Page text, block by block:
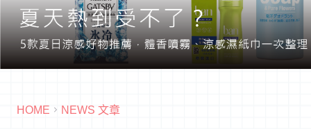
HOME NEWS 文章